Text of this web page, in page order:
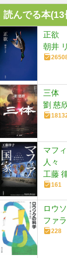
読んでる本(13
正欲
朝井
三体
劉 慈
マフ
人々
工藤
161
ロウ
ファ
228